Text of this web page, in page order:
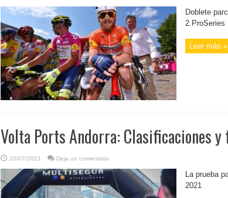
Doblete
2.ProSeries
Leer más »
Volta Ports Andorra: Clasificaciones y
20/07/2021 Deja un comentario
La prueba
2021